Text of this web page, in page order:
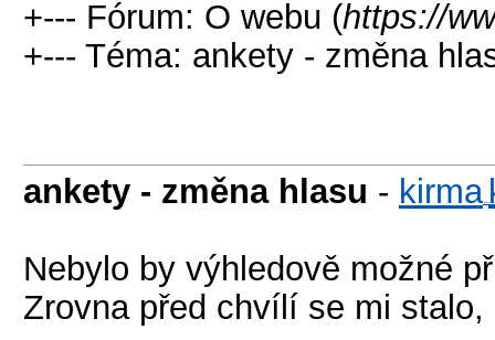
+--- Fórum: O webu (https://
+--- Téma: ankety - změna
ankety - změna hlasu - kirma
Nebylo by výhledově možné
Zrovna před chvílí se mi